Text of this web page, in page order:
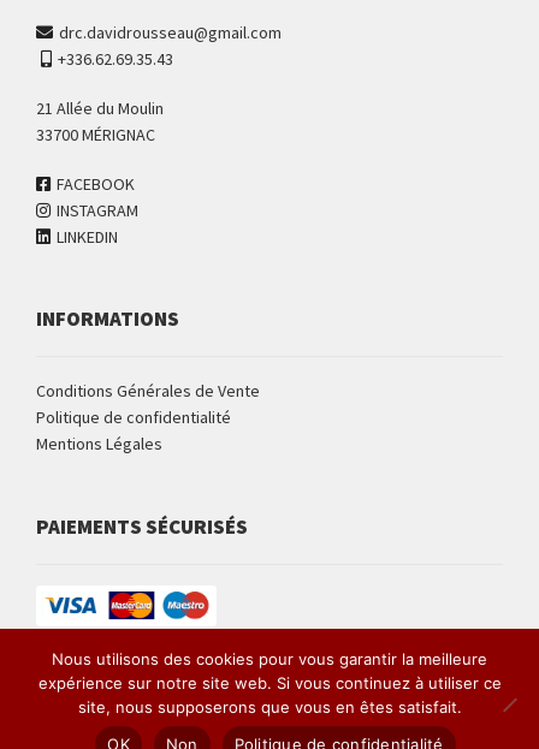
drc.davidrousseau@gmail.com
+336.62.69.35.43
21 Allée du Moulin
33700 MÉRIGNAC
FACEBOOK
INSTAGRAM
LINKEDIN
INFORMATIONS
Conditions Générales de Vente
Politique de confidentialité
Mentions Légales
PAIEMENTS SÉCURISÉS
Site développé par Armand NEBLE
Nous utilisons des cookies pour vous garantir la meilleure
expérience sur notre site web. Si vous continuez à utiliser ce
site, nous supposerons que vous en êtes satisfait.
OK
Non Politique de confidentialité